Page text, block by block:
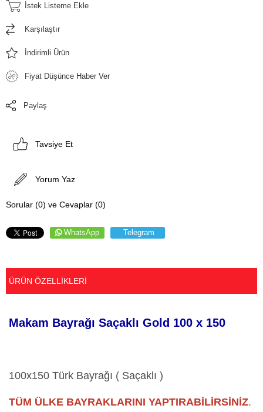
İstek Listeme Ekle
Karşılaştır
İndirimli Ürün
Fiyat Düşünce Haber Ver
Paylaş
Tavsiye Et
Yorum Yaz
Sorular (0) ve Cevaplar (0)
WhatsApp Telegram
ÜRÜN ÖZELLIKLERI
Makam Bayrağı Saçaklı Gold 100 x 150
100x150 Türk Bayrağı ( Saçaklı )
TÜM ÜLKE BAYRAKLARINI YAPTIRABİLİRSİNİZ.